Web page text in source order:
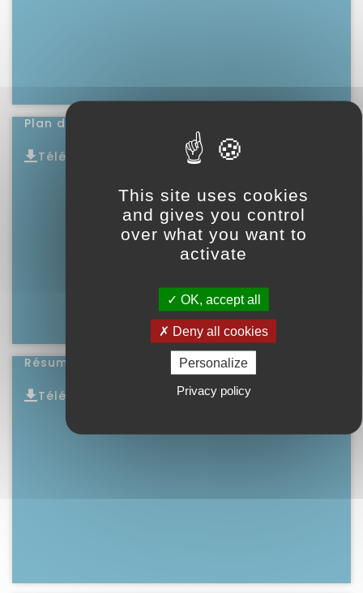
Plan de zonage – BASTIDE DE BESPLAS
Télécharger
Résumé non technique – BASTIDE DE BESPLAS
Télécharger
Lire l'article
This site uses cookies
and gives you control
over what you want to
activate
OK, accept all
Deny all cookies
Personalize
Privacy policy